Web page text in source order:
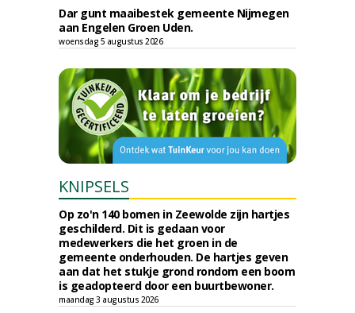
Dar gunt maaibestek gemeente Nijmegen
aan Engelen Groen Uden.
woensdag 5 augustus 2026
KNIPSELS
Op zo'n 140 bomen in Zeewolde zijn hartjes
geschilderd. Dit is gedaan voor
medewerkers die het groen in de
gemeente onderhouden. De hartjes geven
aan dat het stukje grond rondom een boom
is geadopteerd door een buurtbewoner.
maandag 3 augustus 2026